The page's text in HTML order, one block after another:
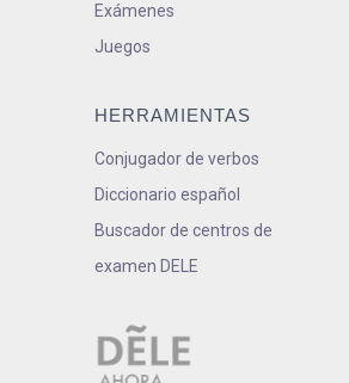
Exámenes
Juegos
HERRAMIENTAS
Conjugador de verbos
Diccionario español
Buscador de centros de
examen DELE